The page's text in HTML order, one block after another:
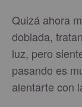
Quizá ahora
doblada,
luz, pero
pasando es
alentarte con